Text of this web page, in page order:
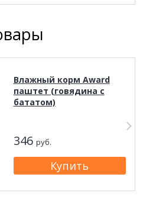
Влажный корм Award
паштет (говядина с
бататом)
346 руб.